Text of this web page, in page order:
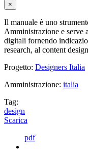
×
Il manuale è uno
Amministrazione e serve
digitali fornendo
research, al content
Progetto: Designers Italia
Amministrazione: italia
Tag:
design
Scarica
pdf